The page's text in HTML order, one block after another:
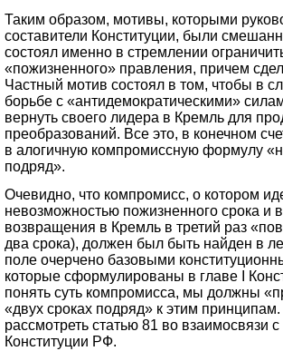
Таким образом, мотивы, которыми
составители Конституции, были
состоял именно в стремлении
«пожизненного» правления, причем
Частный мотив состоял в том, чтобы в
борьбе с «антидемократическими»
вернуть своего лидера в Кремль для
преобразований. Все это, в конечном
в алогичную компромиссную формулу
подряд».
Очевидно, что компромисс, о котором
невозможностью пожизненного срока и
возвращения в Кремль в третий раз
два срока), должен был быть найден в
поле очерчено базовыми
которые сформулированы в главе I
понять суть компромисса, мы должны
«двух сроках подряд» к этим
рассмотреть статью 81 во взаимосвязи
Конституции РФ.